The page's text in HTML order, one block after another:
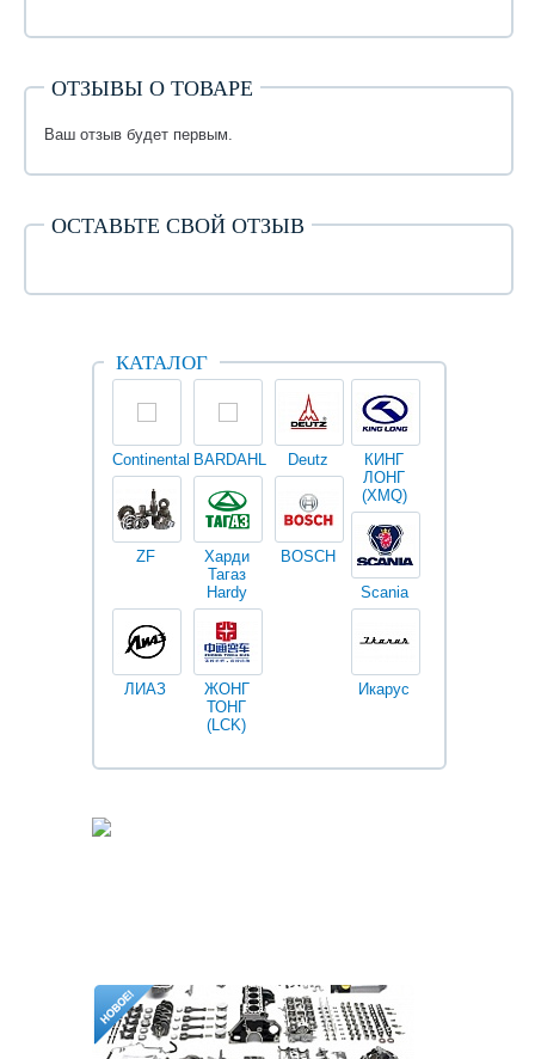
ОТЗЫВЫ О ТОВАРЕ
Ваш отзыв будет первым.
ОСТАВЬТЕ СВОЙ ОТЗЫВ
КАТАЛОГ
Continental BARDAHL Deutz
ZF
Харди
Тагаз
Hardy
BOSCH
ЛИАЗ
ЖОНГ
ТОНГ
(LCK)
КИНГ
ЛОНГ
(XMQ)
Scania
Икарус